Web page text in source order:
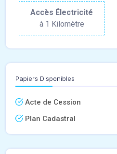
Accès Électricité
à 1 Kilomètre
Papiers Disponibles
Acte de Cession
Plan Cadastral